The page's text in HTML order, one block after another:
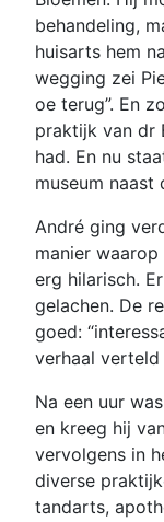
behandeling,
huisarts hem
wegging zei
oe terug”. En
praktijk van dr
had. En nu
museum naast
André ging
manier
erg hilarisch.
gelachen. De
goed:
verhaal verteld
Na een uur
en kreeg hij
vervolgens in
diverse
tandarts,